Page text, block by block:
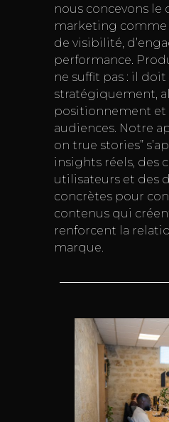
nous concevons le
marketing comme
de visibilité,
performance.
ne suffit pas : il
stratégiquement,
positionnement et
audiences. Notre
on true stories”
insights réels, des
utilisateurs et des
concrètes pour
contenus qui
renforcent la
marque.